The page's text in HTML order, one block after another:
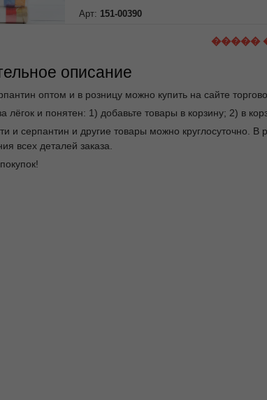
Арт: 151-00390
�����
описание
оптом и в розницу можно купить на сайте
лёгок и понятен: 1) добавьте товары в корзину; 2) в
и серпантин и другие товары можно
всех деталей заказа.